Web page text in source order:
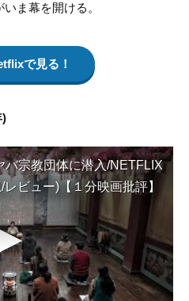
ま幕を開ける。
で見る！
)
バ宗教団体に潜入/NETFLIX
ビュー)【１分映画批評】